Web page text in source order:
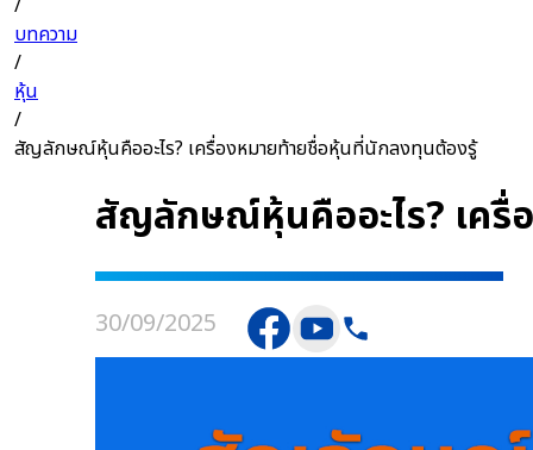
/
บทความ
/
หุ้น
/
สัญลักษณ์หุ้นคืออะไร? เครื่องหมายท้ายชื่อหุ้นที่นักลงทุนต้องรู้
สัญลักษณ์หุ้นคืออะไร? เค
30/09/2025